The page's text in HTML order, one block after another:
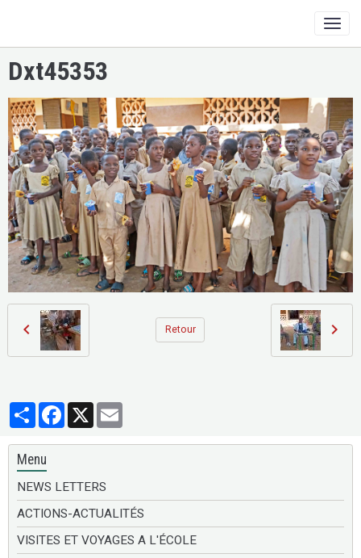
Dxt45353
Retour
PartagerFacebook
Menu
NEWS LETTERS
ACTIONS-ACTUALITÉS
VISITES ET VOYAGES A L'ÉCOLE